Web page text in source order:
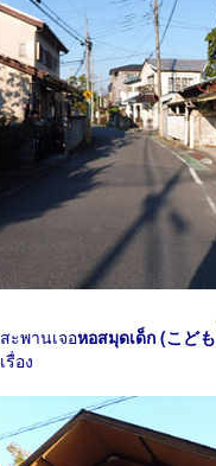
ะพานเจอหอสมุดเด็ก (こども
อง